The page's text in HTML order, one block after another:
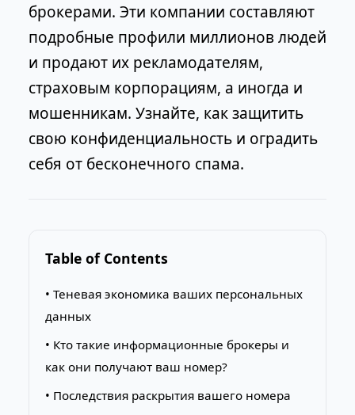
брокерами. Эти компании составляют
подробные профили миллионов людей
и продают их рекламодателям,
страховым корпорациям, а иногда и
мошенникам. Узнайте, как защитить
свою конфиденциальность и оградить
себя от бесконечного спама.
Table of Contents
• Теневая экономика ваших персональных
данных
• Кто такие информационные брокеры и
как они получают ваш номер?
• Последствия раскрытия вашего номера